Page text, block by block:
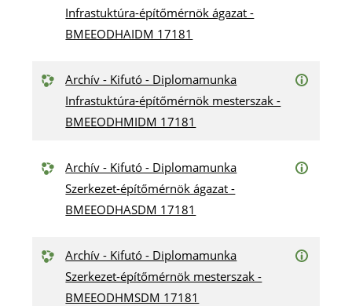
Infrastuktúra-építőmérnök ágazat -
BMEEODHAIDM 17181
Archív - Kifutó - Diplomamunka
Infrastuktúra-építőmérnök mesterszak -
BMEEODHMIDM 17181
Archív - Kifutó - Diplomamunka
Szerkezet-építőmérnök ágazat -
BMEEODHASDM 17181
Archív - Kifutó - Diplomamunka
Szerkezet-építőmérnök mesterszak -
BMEEODHMSDM 17181